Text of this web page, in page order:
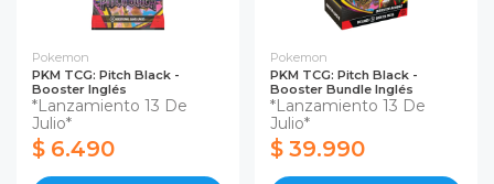
Pokemon
PKM TCG: Pitch Black -
Booster Inglés
*Lanzamiento 13 De
Julio*
$ 6.490
Pokemon
PKM TCG: Pitch Black -
Booster Bundle Inglés
*Lanzamiento 13 De
Julio*
$ 39.990